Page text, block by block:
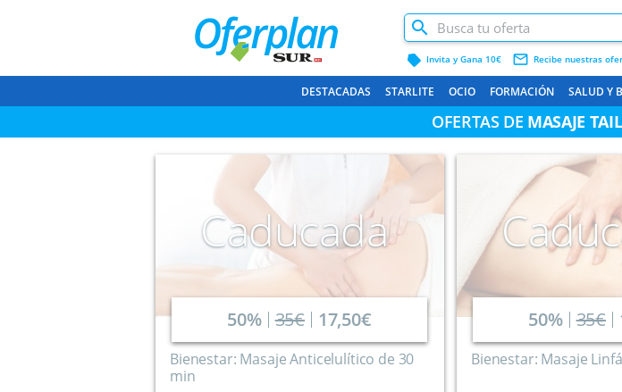
label Invita y Gana 10€ mail_outline Recibe nuestras
DESTACADAS STARLITE OCIO FORMACIÓN SALUD Y
OFERTAS DE MASAJE
Caducada
50% 35€ 17,50€
Bienestar: Masaje Anticelulítico de 30
min
50% 35€
Bienestar: Masaje